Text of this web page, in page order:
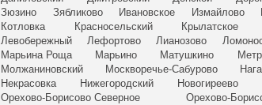
Зюзино
Зябликово Ивановское Измайлово
Котловка
Красносельский Крылатское
Левобережный
Лефортово Лианозово
Марьина Роща
Марьино Матушкино
Молжаниновский
Москворечье-Сабурово
Некрасовка
Нижегородский Новогиреево
Орехово-Борисово Северное
Орехово-